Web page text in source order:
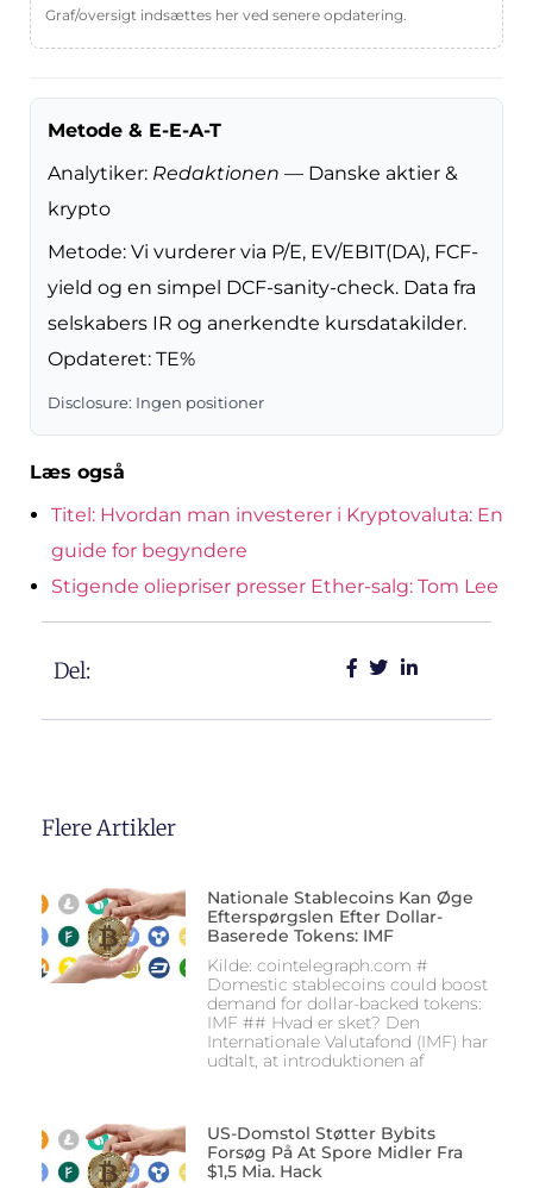
Graf/oversigt indsættes her ved senere opdatering.
Metode & E-E-A-T
Analytiker: Redaktionen — Danske aktier &
krypto
Metode: Vi vurderer via P/E, EV/EBIT(DA), FCF-
yield og en simpel DCF-sanity-check. Data fra
selskabers IR og anerkendte kursdatakilder.
Opdateret: TE%
Disclosure: Ingen positioner
Læs også
Titel: Hvordan man investerer i Kryptovaluta: En
guide for begyndere
Stigende oliepriser presser Ether-salg: Tom Lee
Del:
Flere Artikler
Nationale Stablecoins Kan Øge
Efterspørgslen Efter Dollar-
Baserede Tokens: IMF
Kilde: cointelegraph.com #
Domestic stablecoins could boost
demand for dollar-backed tokens:
IMF ## Hvad er sket? Den
Internationale Valutafond (IMF) har
udtalt, at introduktionen af
US-Domstol Støtter Bybits
Forsøg På At Spore Midler Fra
$1,5 Mia. Hack